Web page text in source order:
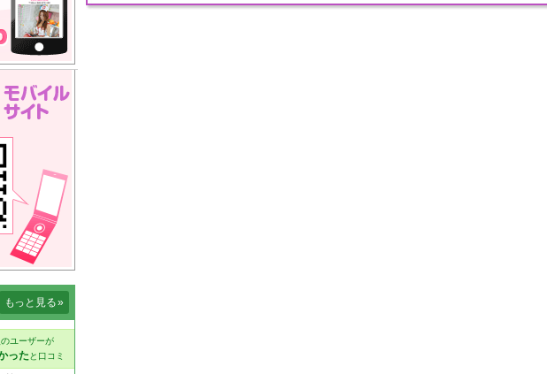
もっと見る»